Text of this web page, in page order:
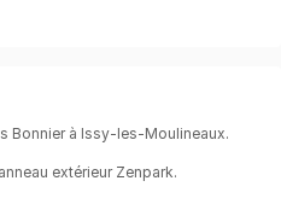
Bonnier à Issy-les-Moulineaux.
extérieur Zenpark.